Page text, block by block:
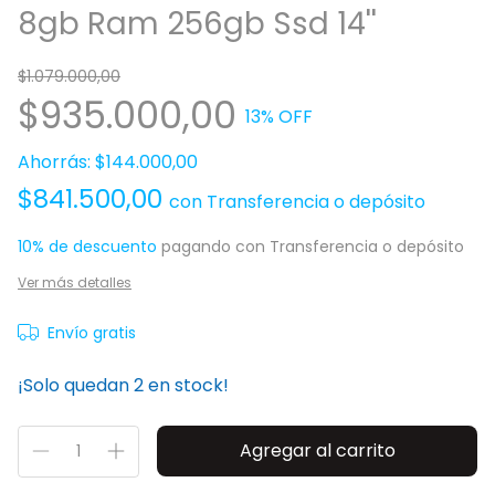
8gb Ram 256gb Ssd 14''
$1.079.000,00
$935.000,00 13% OFF
Ahorrás: $144.000,00
$841.500,00 con Transferencia o depósito
10% de descuento pagando con Transferencia o depósito
Ver más detalles
Envío gratis
¡Solo quedan2en stock!